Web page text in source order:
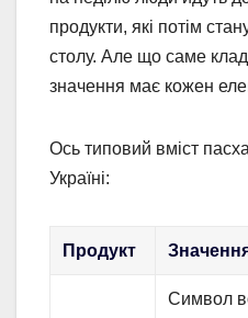
продукти, які потім
столу. Але що саме
значення має кожен
Ось типовий вміст
Україні:
Продукт
Символ